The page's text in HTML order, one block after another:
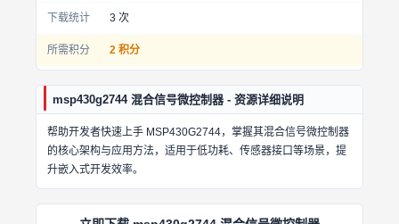
下载统计 3 次
所需积分 2 积分
msp430g2744 混合信号微控制器 - 资源详细说明
帮助开发者快速上手 MSP430G2744，掌握其混合信号微控制器
的核心架构与应用方法，适用于低功耗、传感器接口等场景，提
升嵌入式开发效率。